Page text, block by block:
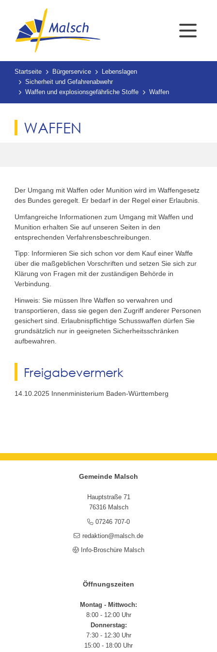
Startseite Bürgerservice
Lebenslagen
Sicherheit und Gefahrenabwehr
Waffen und explosionsgefährliche Stoffe
Waffen
WAFFEN
Der Umgang mit Waffen oder Munition wird im Waffengesetz
des Bundes geregelt. Er bedarf in der Regel einer Erlaubnis.
Umfangreiche Informationen zum Umgang mit Waffen und
Munition erhalten Sie auf unseren Seiten in den
entsprechenden Verfahrensbeschreibungen.
Tipp: Informieren Sie sich schon vor dem Kauf einer Waffe
über die maßgeblichen Vorschriften und setzen Sie sich zur
Klärung von Fragen mit der zuständigen Behörde in
Verbindung.
Hinweis: Sie müssen Ihre Waffen so verwahren und
transportieren, dass sie gegen den Zugriff anderer Personen
gesichert sind. Erlaubnispflichtige Schusswaffen dürfen Sie
grundsätzlich nur in geeigneten Sicherheitsschränken
aufbewahren.
Freigabevermerk
14.10.2025 Innenministerium Baden-Württemberg
Gemeinde Malsch
Hauptstraße 71
76316 Malsch
07246 707-0
redaktion@malsch.de
Info-Broschüre Malsch
Öffnungszeiten
Montag - Mittwoch:
8:00 - 12:00 Uhr
Donnerstag:
7:30 - 12:30 Uhr
15:00 - 18:00 Uhr